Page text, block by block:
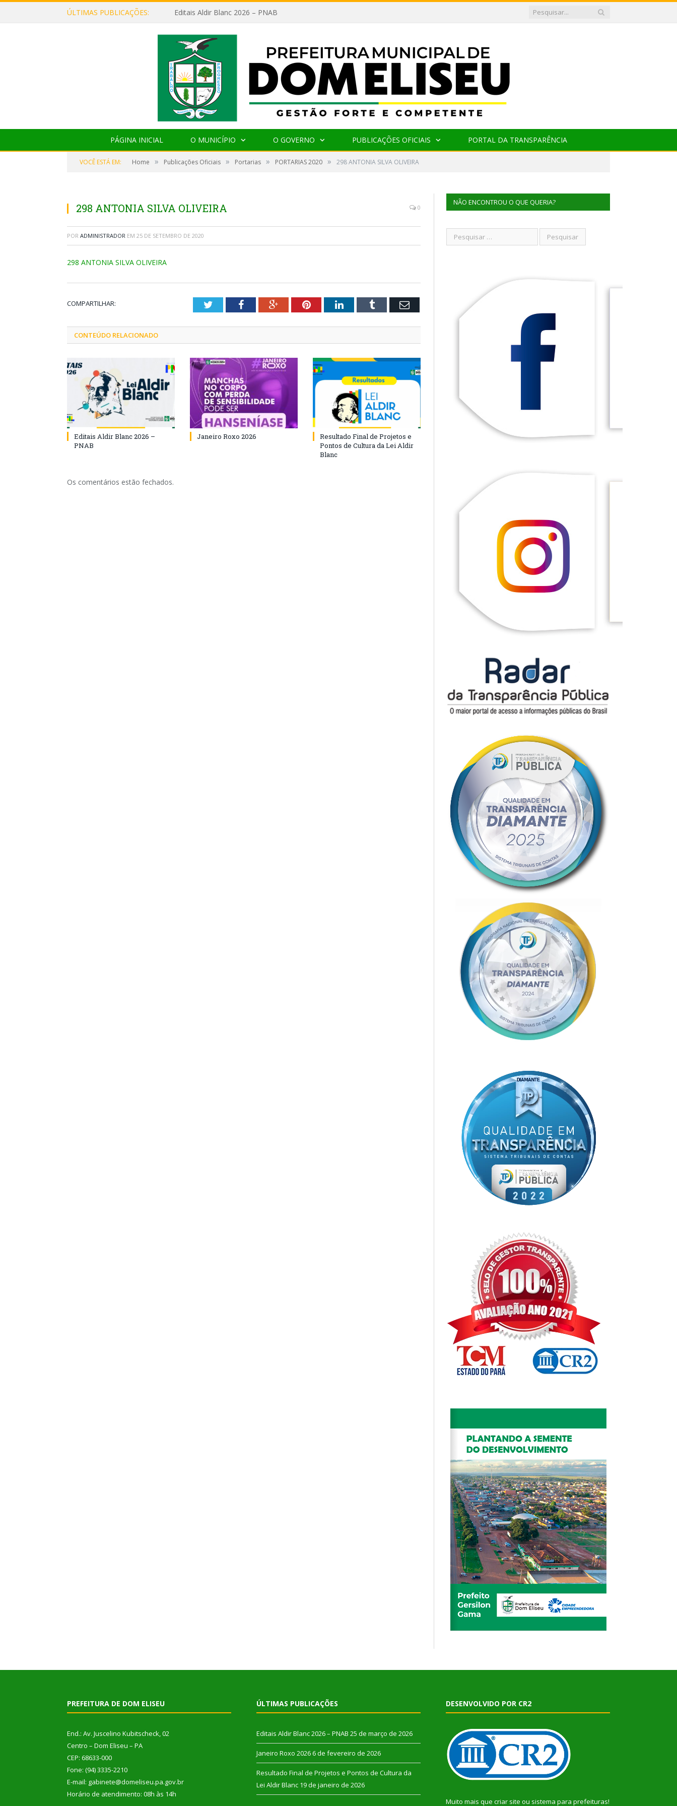
ÚLTIMAS PUBLICAÇÕES: Editais Aldir Blanc 2026 – PNAB
PÁGINA INICIAL O MUNICÍPIO O GOVERNO PUBLICAÇÕES OFICIAIS PORTAL DA TRANSPARÊNCIA
VOCÊ ESTÁ EM: Home » Publicações Oficiais » Portarias » PORTARIAS 2020 » 298 ANTONIA SILVA OLIVEIRA
298 ANTONIA SILVA OLIVEIRA 0
POR ADMINISTRADOR EM 25 DE SETEMBRO DE 2020
298 ANTONIA SILVA OLIVEIRA
COMPARTILHAR: TwitterFacebookGoogle+PinterestLinkedInTumblr Email
CONTEÚDO RELACIONADO
Editais Aldir Blanc 2026 –
PNAB
Janeiro Roxo 2026
Resultado Final de Projetos e
Pontos de Cultura da Lei Aldir
Blanc
Os comentários estão fechados.
NÃO ENCONTROU O QUE QUERIA?
PREFEITURA DE DOM ELISEU
End.: Av. Juscelino Kubitscheck, 02
Centro – Dom Eliseu – PA
CEP: 68633-000
Fone: (94) 3335-2210
E-mail: gabinete@domeliseu.pa.gov.br
Horário de atendimento: 08h às 14h
ÚLTIMAS PUBLICAÇÕES
Editais Aldir Blanc 2026 – PNAB 25 de março de 2026
Janeiro Roxo 2026 6 de fevereiro de 2026
Resultado Final de Projetos e Pontos de Cultura da
Lei Aldir Blanc 19 de janeiro de 2026
DESENVOLVIDO POR CR2
Muito mais que criar site ou sistema para prefeituras!